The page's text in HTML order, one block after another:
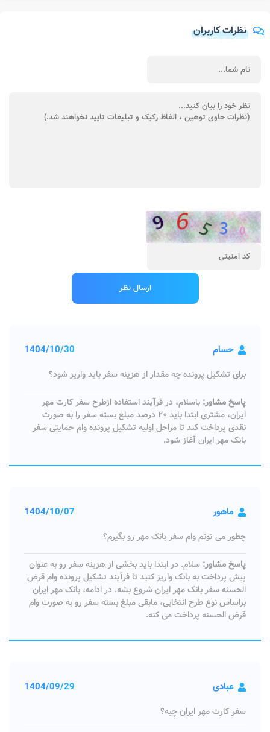
نظرات کاربران
حسام 1404/10/30
برای تشکیل پرونده چه مقدار از هزینه سفر باید واریز شود؟
پاسخ مشاور: باسلام، در فرآیند استفاده ازطرح سفر کارت مهر
ایران، مشتری ابتدا باید ۲۰ درصد مبلغ بسته سفر را به صورت
نقدی پرداخت کند تا مراحل اولیه تشکیل پرونده وام حمایتی سفر
بانک مهر ایران آغاز شود.
ماهور 1404/10/07
چطور می تونم وام سفر بانک مهر رو بگیرم؟
پاسخ مشاور: سلام. در ابتدا باید بخشی از هزینه سفر رو به عنوان
پیش پرداخت به بانک واریز کنید تا فرآیند تشکیل پرونده وام قرض
الحسنه سفر بانک مهر ایران شروع بشه. در ادامه، بانک مهر ایران
براساس نوع طرح انتخابی، مابقی مبلغ بسته سفر رو به صورت وام
قرض الحسنه پرداخت می کنه.
عبادی 1404/09/29
سفر کارت مهر ایران چیه؟